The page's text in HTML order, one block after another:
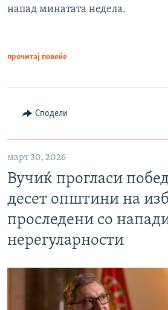
напад минатата недела.
прочитај повеќе
Сподели
март 30, 2026
Вучиќ прогласи
десет општини на
проследени со
нерегуларности